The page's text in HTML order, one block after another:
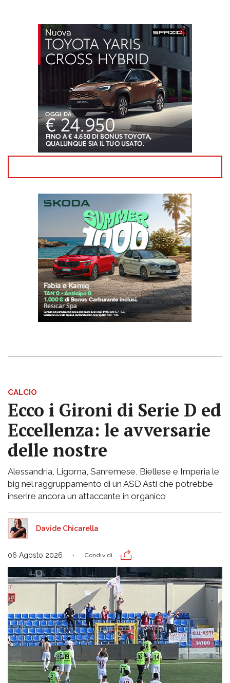
CALCIO
Ecco i Gironi di Serie D ed
Eccellenza: le avversarie
delle nostre
Alessandria, Ligorna, Sanremese, Biellese e Imperia le
big nel raggruppamento di un ASD Asti che potrebbe
inserire ancora un attaccante in organico
Davide Chicarella
06 Agosto 2026 Condividi